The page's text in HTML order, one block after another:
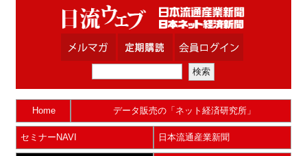
Home データ販売の「ネット経済研究所」
セミナーNAVI 日本流通産業新聞